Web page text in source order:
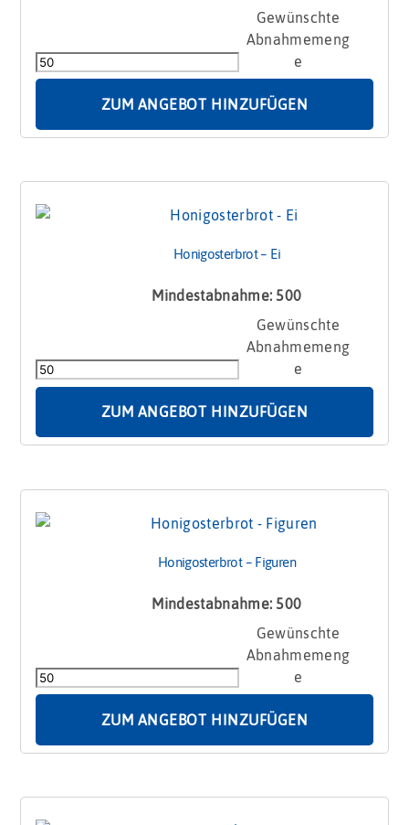
aus
Honigosterbrot
ZUM ANGEBOT HINZUFÜGEN
Honigosterbrot – Ei
Mindestabnahme: 500
Ei
Menge
ZUM ANGEBOT HINZUFÜGEN
Honigosterbrot – Figuren
Mindestabnahme: 500
Figuren
Menge
ZUM ANGEBOT HINZUFÜGEN